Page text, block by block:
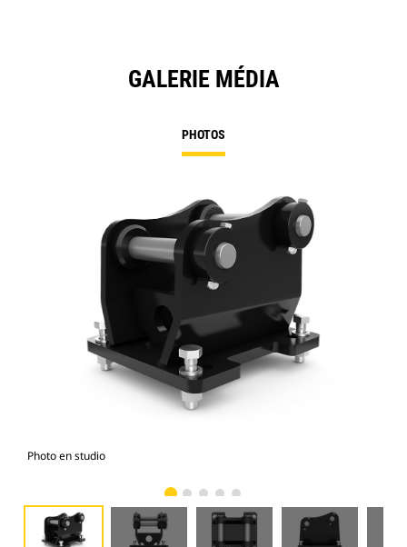
GALERIE MÉDIA
PHOTOS
Photo en studio